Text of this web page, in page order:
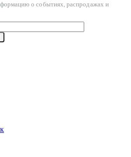
о событиях, распродажах и